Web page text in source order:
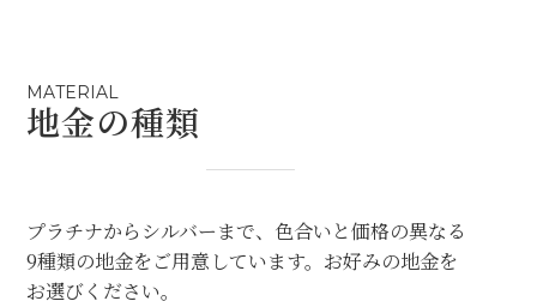
MATERIAL
地金の種類
プラチナからシルバーまで、色合いと価格の異なる
9種類の地金をご用意しています。お好みの地金を
お選びください。